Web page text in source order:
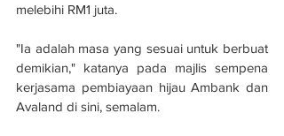
melebihi RM1 juta.
"Ia adalah masa yang sesuai untuk berbuat
demikian," katanya pada majlis sempena
kerjasama pembiayaan hijau Ambank dan
Avaland di sini, semalam.